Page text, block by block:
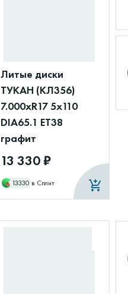
Литые диски
ТУКАН (КЛ356)
7.000xR17 5x110
DIA65.1 ET38
графит
13 330 ₽
13330 в Сплит